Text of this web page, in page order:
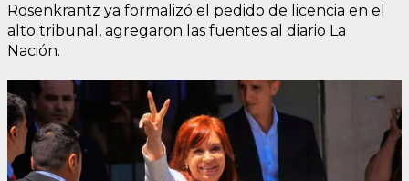
Rosenkrantz ya formalizó el pedido de licencia en el
alto tribunal, agregaron las fuentes al diario La
Nación.